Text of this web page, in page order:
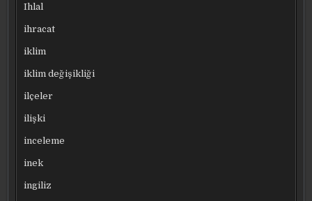
Ihlal
ihracat
iklim
iklim değişikliği
ilçeler
ilişki
inceleme
inek
ingiliz